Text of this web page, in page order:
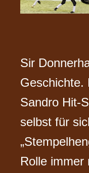
Sir
Geschichte.
Sandro Hit-
selbst für
Rolle immer